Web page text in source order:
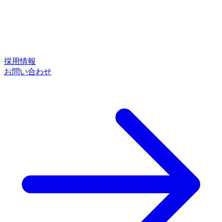
採用情報
お問い合わせ